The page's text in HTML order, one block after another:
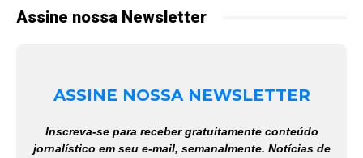
Assine nossa Newsletter
ASSINE NOSSA NEWSLETTER
Inscreva-se para receber gratuitamente conteúdo
jornalístico em seu e-mail, semanalmente. Notícias de